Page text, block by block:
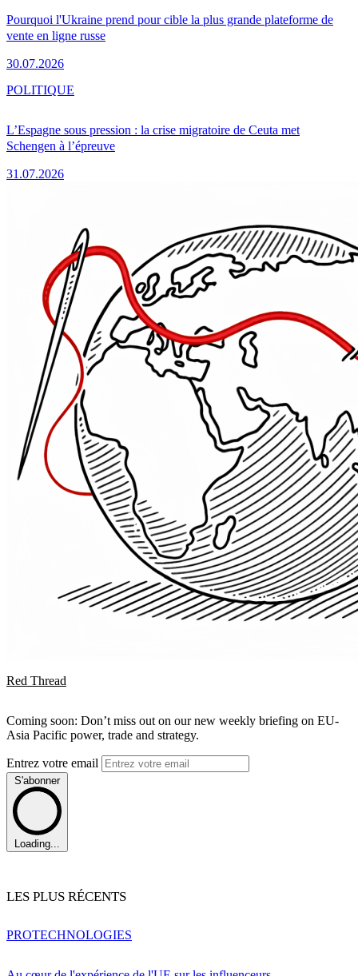
Pourquoi l'Ukraine prend pour cible la plus grande plateforme de
vente en ligne russe
30.07.2026
L’Espagne sous pression : la crise migratoire de Ceuta met
Schengen à l’épreuve
31.07.2026
POLITIQUE
Red Thread
Coming soon: Don’t miss out on our new weekly briefing on EU-
Asia Pacific power, trade and strategy.
Entrez votre email
S'abonner
Loading...
LES PLUS RÉCENTS
PROTECHNOLOGIES